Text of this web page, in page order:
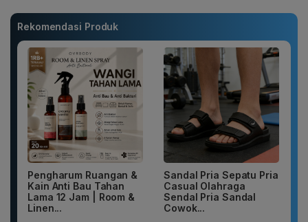
Rekomendasi Produk
Pengharum Ruangan &
Kain Anti Bau Tahan
Lama 12 Jam | Room &
Linen...
Sandal Pria Sepatu Pria
Casual Olahraga
Sendal Pria Sandal
Cowok...